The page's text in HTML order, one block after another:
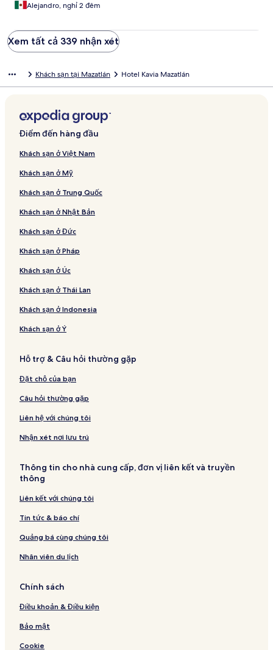
Alejandro, nghỉ 2 đêm
Xem tất cả 339 nhận xét
Khách sạn tại Mazatlán Hotel Kavia Mazatlán
Điểm đến hàng đầu
Khách sạn ở Việt Nam
Khách sạn ở Mỹ
Khách sạn ở Trung Quốc
Khách sạn ở Nhật Bản
Khách sạn ở Đức
Khách sạn ở Pháp
Khách sạn ở Úc
Khách sạn ở Thái Lan
Khách sạn ở Indonesia
Khách sạn ở Ý
Hỗ trợ & Câu hỏi thường gặp
Đặt chỗ của bạn
Câu hỏi thường gặp
Liên hệ với chúng tôi
Nhận xét nơi lưu trú
Thông tin cho nhà cung cấp, đơn vị liên kết và truyền
thông
Liên kết với chúng tôi
Tin tức & báo chí
Quảng bá cùng chúng tôi
Nhân viên du lịch
Chính sách
Điều khoản & Điều kiện
Bảo mật
Cookie